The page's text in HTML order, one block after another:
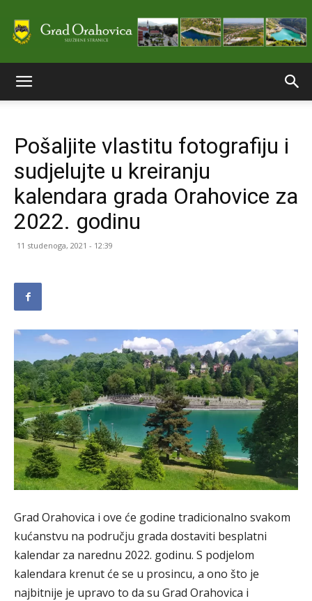
stranice
Grada
Pošaljite vlastitu fotografiju i
sudjelujte u kreiranju
kalendara grada Orahovice za
2022. godinu
11 studenoga, 2021 - 12:39
Grad Orahovica i ove će godine tradicionalno svakom
kućanstvu na području grada dostaviti besplatni
kalendar za narednu 2022. godinu. S podjelom
kalendara krenut će se u prosincu, a ono što je
najbitnije je upravo to da su Grad Orahovica i